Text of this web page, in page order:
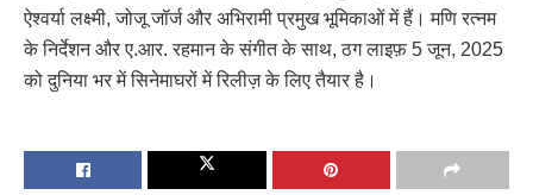
ऐश्वर्या लक्ष्मी, जोजू जॉर्ज और अभिरामी प्रमुख भूमिकाओं में हैं। मणि रत्नम
के निर्देशन और ए.आर. रहमान के संगीत के साथ, ठग लाइफ़ 5 जून, 2025
को दुनिया भर में सिनेमाघरों में रिलीज़ के लिए तैयार है।